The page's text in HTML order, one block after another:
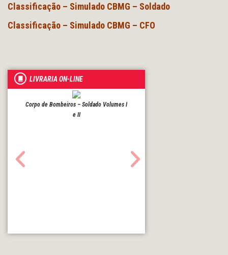
Classificação – Simulado CBMG – Soldado
Classificação – Simulado CBMG – CFO
LIVRARIA ON-LINE
Corpo de Bombeiros – Soldado Volumes I
e II